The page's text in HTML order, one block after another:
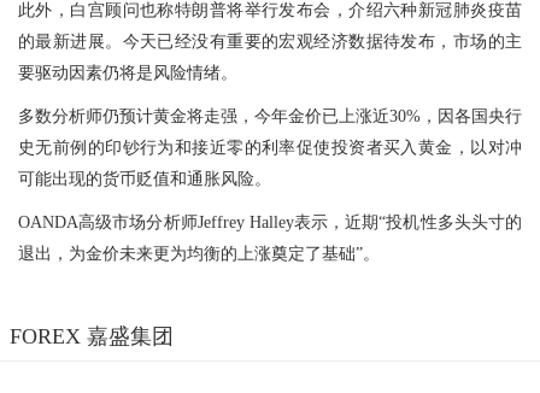
此外，白宫顾问也称特朗普将举行发布会，介绍六种新冠肺炎疫苗
的最新进展。今天已经没有重要的宏观经济数据待发布，市场的主
要驱动因素仍将是风险情绪。
多数分析师仍预计黄金将走强，今年金价已上涨近30%，因各国央行
史无前例的印钞行为和接近零的利率促使投资者买入黄金，以对冲
可能出现的货币贬值和通胀风险。
OANDA高级市场分析师Jeffrey Halley表示，近期“投机性多头头寸的
退出，为金价未来更为均衡的上涨奠定了基础”。
FOREX 嘉盛集团